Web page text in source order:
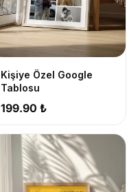
Kişiye Özel Google
Tablosu
199.90 ₺